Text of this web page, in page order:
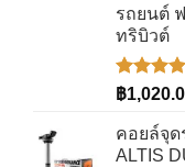
รถยนต์
ทริบิวต์
ให้คะแ
1-5
คะแนน
฿
คอยล์จุด
ALTIS